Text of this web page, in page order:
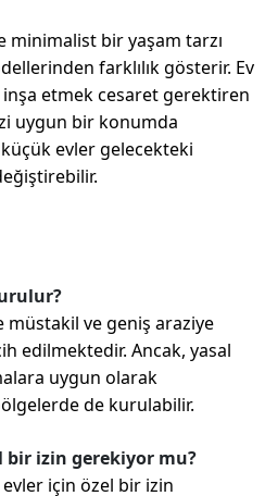
minimalist bir yaşam tarzı
farklılık gösterir. Ev
etmek cesaret gerektiren
uygun bir konumda
evler gelecekteki
müstakil ve geniş araziye
edilmektedir. Ancak, yasal
uygun olarak
de kurulabilir.
bir izin gerekiyor mu?
için özel bir izin